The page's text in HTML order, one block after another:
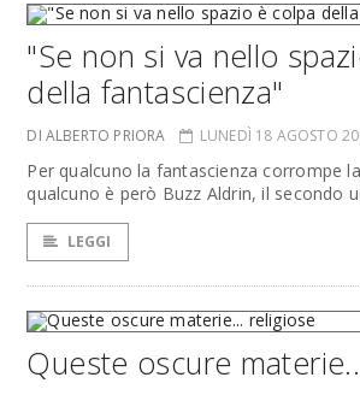
"Se non si va nello
della fantascienza"
DI ALBERTO PRIORA LUNEDÌ 18 AGOSTO
Per qualcuno la fantascienza corrompe
qualcuno è però Buzz Aldrin, il secondo
LEGGI
Queste oscure